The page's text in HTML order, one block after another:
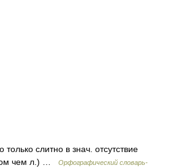
слитно в знач. отсутствие
чем л.) …
Орфографический словарь-